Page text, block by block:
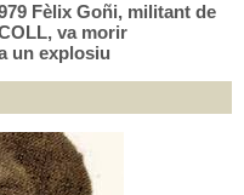
Fèlix Goñi, militant de
va morir
un explosiu